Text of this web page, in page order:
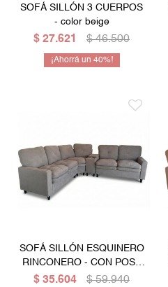
SOFÁ SILLÓN 3 CUERPOS
- color beige
$ 27.621 $ 46.500
40
SOFÁ SILLÓN ESQUINERO
RINCONERO - CON POSA
VASOS - GRIS
$ 35.604 $ 59.940